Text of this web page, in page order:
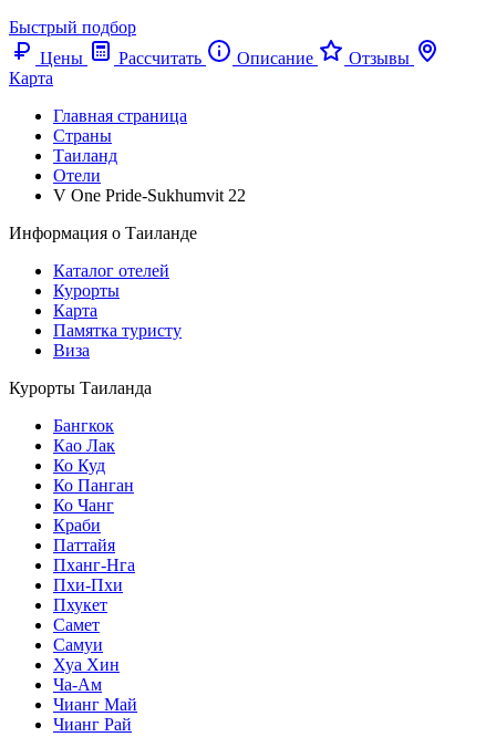
Быстрый подбор
Цены
Рассчитать Описание
Отзывы
Карта
Главная страница
Cтраны
Таиланд
Отели
V One Pride-Sukhumvit 22
Информация о Таиланде
Каталог отелей
Курорты
Карта
Памятка туристу
Виза
Курорты Таиланда
Бангкок
Као Лак
Ко Куд
Ко Панган
Ко Чанг
Краби
Паттайя
Пханг-Нга
Пхи-Пхи
Пхукет
Самет
Самуи
Хуа Хин
Ча-Ам
Чианг Май
Чианг Рай